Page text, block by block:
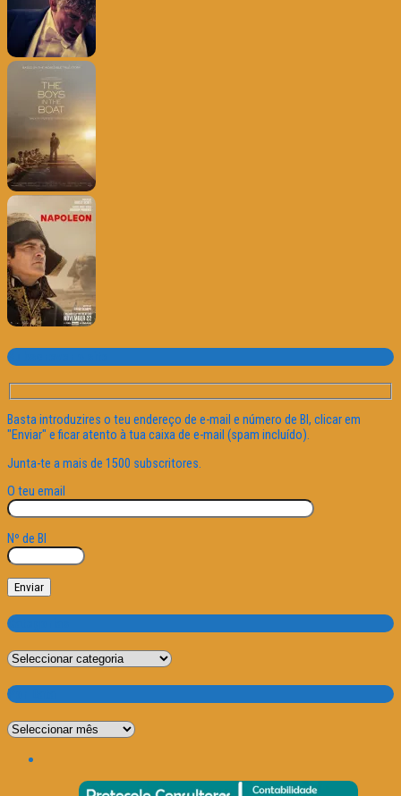
Subscrever o site
Basta introduzires o teu endereço de e-mail e número de BI, clicar em
"Enviar" e ficar atento à tua caixa de e-mail (spam incluído).
Junta-te a mais de 1500 subscritores.
O teu email
Nº de BI
Categorias
Categorias
Por Data
Por